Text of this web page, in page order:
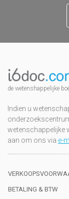
de wetenshappelijke
Indien u
wetenschappelijke
aan om ons via e-
BETALING & BTW